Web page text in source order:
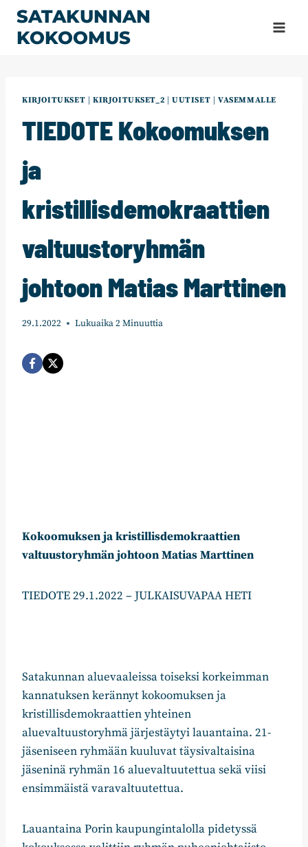
Siirry
sisältöön
SATAKUNNAN
KOKOOMUS
KIRJOITUKSET KIRJOITUKSET_2 |UUTISET |VASEMMALLE
TIEDOTE Kokoomuksen
ja
kristillisdemokraattien
valtuustoryhmän
johtoon Matias Marttinen
29.1.2022 Lukuaika2Minuuttia
Kokoomuksen ja kristillisdemokraattien
valtuustoryhmän johtoon Matias Marttinen
TIEDOTE 29.1.2022 – JULKAISUVAPAA HETI
Satakunnan aluevaaleissa toiseksi korkeimman
kannatuksen kerännyt kokoomuksen ja
kristillisdemokraattien yhteinen
aluevaltuustoryhmä järjestäytyi lauantaina. 21-
jäseniseen ryhmään kuuluvat täysivaltaisina
jäseninä ryhmän 16 aluevaltuutettua sekä viisi
ensimmäistä varavaltuutettua.
Lauantaina Porin kaupungintalolla pidetyssä